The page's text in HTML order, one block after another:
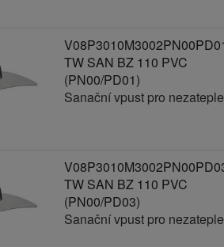
TW SAN BZ 110 PVC
(PN00/PD01)
Sanační vpust pro
TW SAN BZ 110 PVC
(PN00/PD03)
Sanační vpust pro